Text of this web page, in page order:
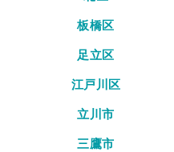
板橋区
足立区
江戸川区
立川市
三鷹市